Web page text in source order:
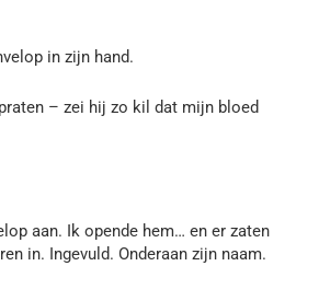
in zijn hand.
– zei hij zo kil dat mijn bloed
aan. Ik opende hem… en er zaten
in. Ingevuld. Onderaan zijn naam.